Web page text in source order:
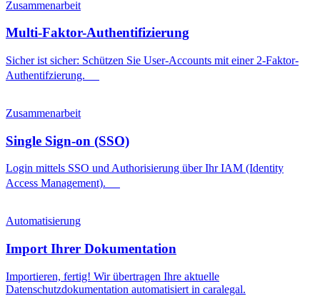
Zusammenarbeit
Multi-Faktor-Authentifizierung
Sicher ist sicher: Schützen Sie User-Accounts mit einer 2-Faktor-
Authentifzierung.
Zusammenarbeit
Single Sign-on (SSO)
Login mittels SSO und Authorisierung über Ihr IAM (Identity
Access Management).
Automatisierung
Import Ihrer Dokumentation
Importieren, fertig! Wir übertragen Ihre aktuelle
Datenschutzdokumentation automatisiert in caralegal.